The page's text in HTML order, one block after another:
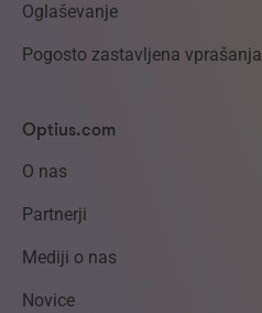
Oglaševanje
Pogosto zastavljena vprašanja
Optius.com
O nas
Partnerji
Mediji o nas
Novice